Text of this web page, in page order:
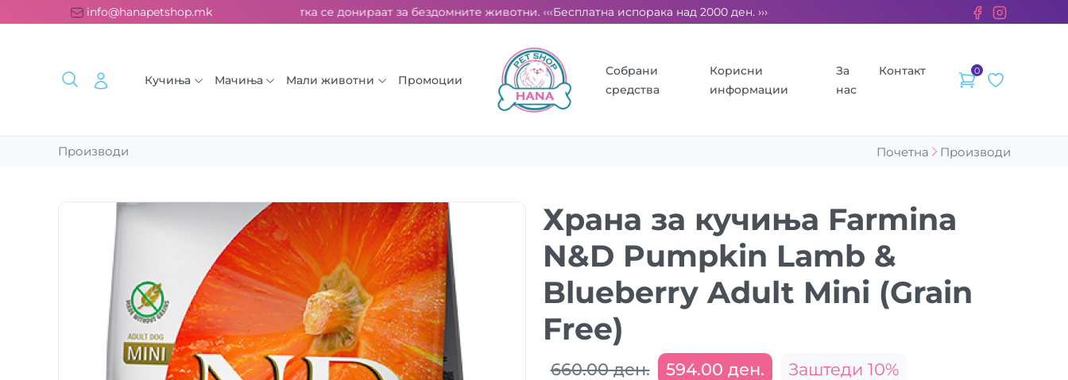
info@hanapetshop.mk
испорака над 2000 ден. ››› 2% од секоја сметка се донираат за бездомните животни. ‹‹‹Бесплатна испорака над 2000 ден. ››› 2% од секоја сметка се донираат за бездомните
Кучиња Мачиња Мали животни Промоции
Собрани
средства
Корисни
информации
За
нас
Контакт 0
Производи Почетна Производи
Храна за кучиња Farmina
N&D Pumpkin Lamb &
Blueberry Adult Mini (Grain
Free)
660.00 ден. 594.00 ден. Заштеди 10%